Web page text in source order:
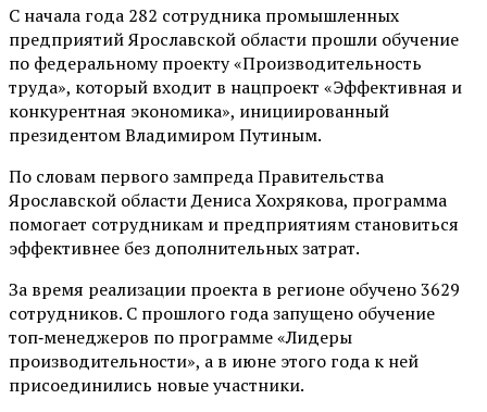
С начала года 282 сотрудника промышленных
предприятий Ярославской области прошли обучение
по федеральному проекту «Производительность
труда», который входит в нацпроект «Эффективная и
конкурентная экономика», инициированный
президентом Владимиром Путиным.
По словам первого зампреда Правительства
Ярославской области Дениса Хохрякова, программа
помогает сотрудникам и предприятиям становиться
эффективнее без дополнительных затрат.
За время реализации проекта в регионе обучено 3629
сотрудников. С прошлого года запущено обучение
топ‑менеджеров по программе «Лидеры
производительности», а в июне этого года к ней
присоединились новые участники.